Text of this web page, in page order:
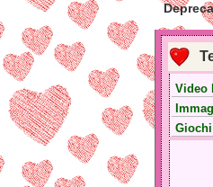
Video